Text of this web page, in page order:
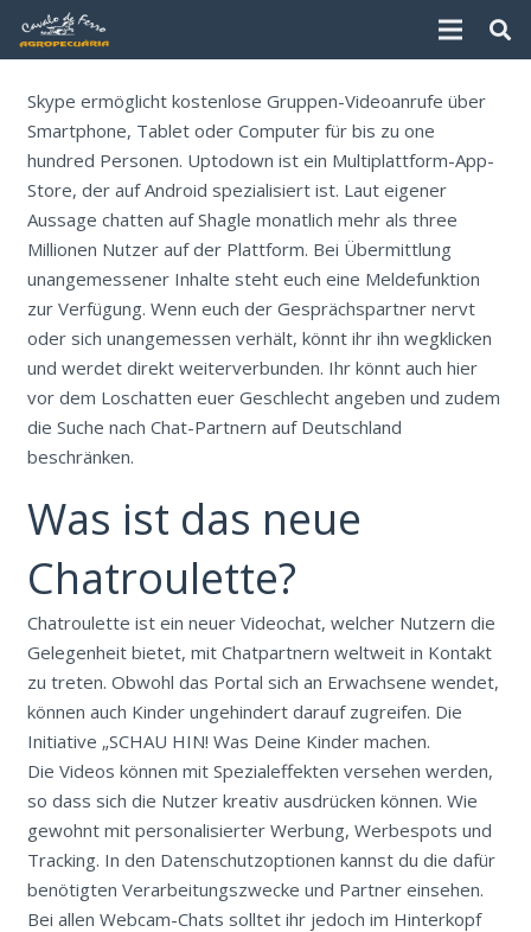
Skype ermöglicht kostenlose Gruppen-Videoanrufe über
Smartphone, Tablet oder Computer für bis zu one
hundred Personen. Uptodown ist ein Multiplattform-App-
Store, der auf Android spezialisiert ist. Laut eigener
Aussage chatten auf Shagle monatlich mehr als three
Millionen Nutzer auf der Plattform. Bei Übermittlung
unangemessener Inhalte steht euch eine Meldefunktion
zur Verfügung. Wenn euch der Gesprächspartner nervt
oder sich unangemessen verhält, könnt ihr ihn wegklicken
und werdet direkt weiterverbunden. Ihr könnt auch hier
vor dem Loschatten euer Geschlecht angeben und zudem
die Suche nach Chat-Partnern auf Deutschland
beschränken.
Was ist das neue
Chatroulette?
Chatroulette ist ein neuer Videochat, welcher Nutzern die
Gelegenheit bietet, mit Chatpartnern weltweit in Kontakt
zu treten. Obwohl das Portal sich an Erwachsene wendet,
können auch Kinder ungehindert darauf zugreifen. Die
Initiative „SCHAU HIN! Was Deine Kinder machen.
Die Videos können mit Spezialeffekten versehen werden,
so dass sich die Nutzer kreativ ausdrücken können. Wie
gewohnt mit personalisierter Werbung, Werbespots und
Tracking. In den Datenschutzoptionen kannst du die dafür
benötigten Verarbeitungszwecke und Partner einsehen.
Bei allen Webcam-Chats solltet ihr jedoch im Hinterkopf